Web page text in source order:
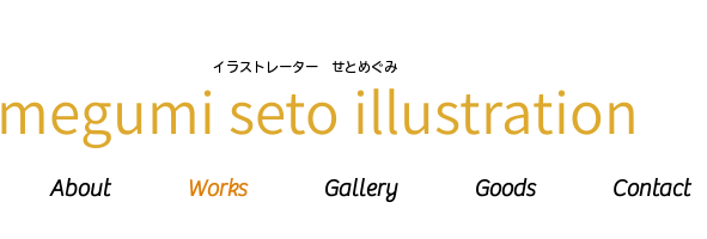
​megumi seto illustration
イラストレーター せとめぐみ
About Works Gallery Goods Contact